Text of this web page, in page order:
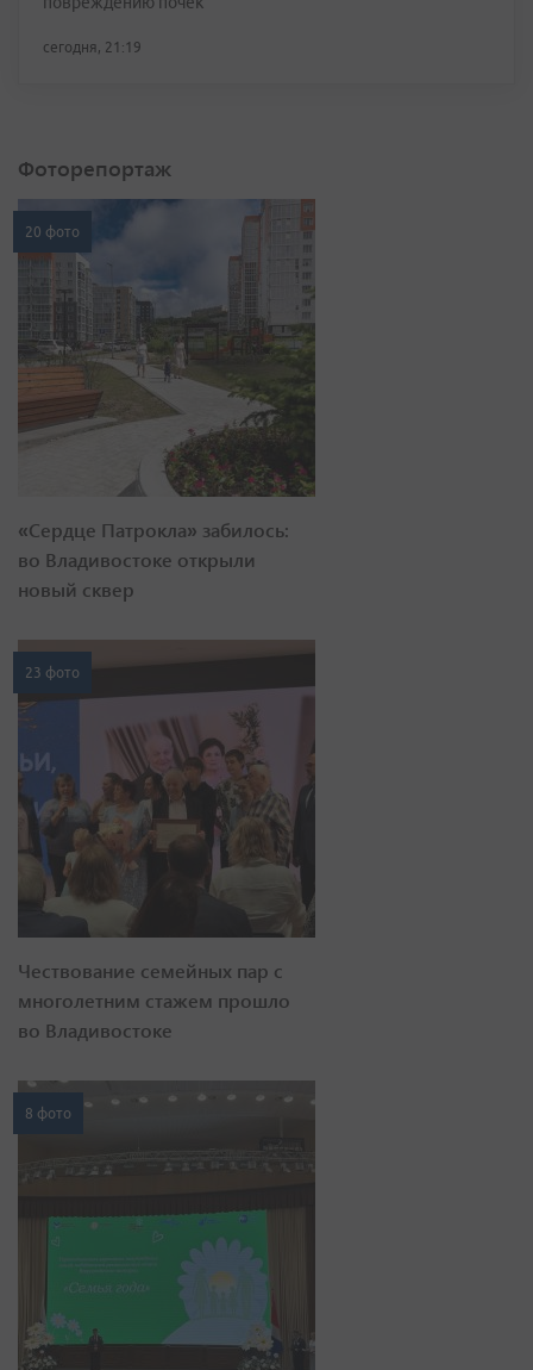
сегодня, 21:19
Фоторепортаж
20 фото
«Сердце Патрокла» забилось:
во Владивостоке открыли
новый сквер
23 фото
Чествование семейных пар с
многолетним стажем прошло
во Владивостоке
8 фото